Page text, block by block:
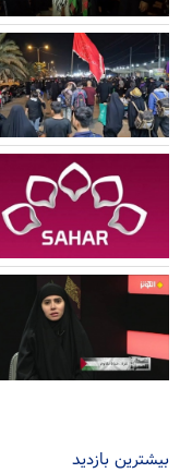
بیشترین بازدید